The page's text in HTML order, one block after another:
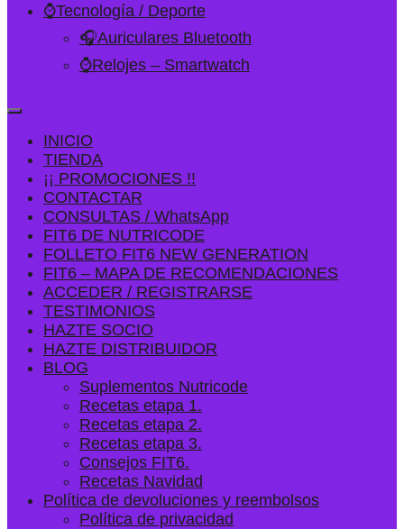
⌚Tecnología / Deporte
🎧Auriculares Bluetooth
⌚Relojes – Smartwatch
INICIO
TIENDA
¡¡ PROMOCIONES !!
CONTACTAR
CONSULTAS / WhatsApp
FIT6 DE NUTRICODE
FOLLETO FIT6 NEW GENERATION
FIT6 – MAPA DE RECOMENDACIONES
ACCEDER / REGISTRARSE
TESTIMONIOS
HAZTE SOCIO
HAZTE DISTRIBUIDOR
BLOG
Suplementos Nutricode
Recetas etapa 1.
Recetas etapa 2.
Recetas etapa 3.
Consejos FIT6.
Recetas Navidad
Política de devoluciones y reembolsos
Política de privacidad